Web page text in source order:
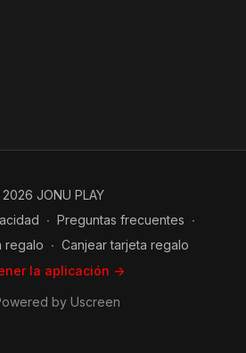
JONU PLAY
∙ Preguntas frecuentes ∙
regalo ∙ Canjear tarjeta regalo
la aplicación ->
by Uscreen